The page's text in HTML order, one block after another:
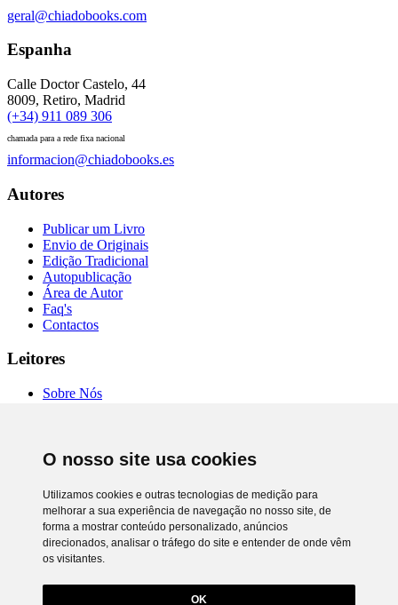
O nosso site usa cookies
Utilizamos cookies e outras tecnologias de medição para
melhorar a sua experiência de navegação no nosso site, de
forma a mostrar conteúdo personalizado, anúncios
direcionados, analisar o tráfego do site e entender de onde vêm
os visitantes.
OK
geral@chiadobooks.com
Espanha
Calle Doctor Castelo, 44
8009, Retiro, Madrid
(+34) 911 089 306
chamada para a rede fixa nacional
informacion@chiadobooks.es
Autores
Publicar um Livro
Envio de Originais
Edição Tradicional
Autopublicação
Área de Autor
Faq's
Contactos
Leitores
Sobre Nós
Comprar Online
Política de Privacidade
RAL e RLL
Preferência de cookies
Chiado Books © 2026. Todos os direitos reservados.
Desenvolvimento
Utilizamos cookies próprios e de terceiros para lhe oferecer uma